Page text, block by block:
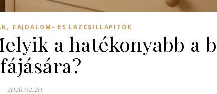
, FÁJDALOM- ÉS LÁZCSILLAPÍTÓK
a hatékonyabb a
2026.02.20.